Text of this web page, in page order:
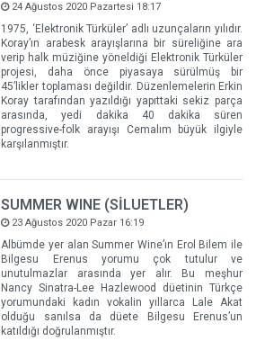
24 Ağustos 2020 Pazartesi 18:17
1975, ‘Elektronik Türküler’ adlı uzunçaların yılıdır.
Koray’ın arabesk arayışlarına bir süreliğine ara
verip halk müziğine yöneldiği Elektronik Türküler
projesi, daha önce piyasaya sürülmüş bir
45’likler toplaması değildir. Düzenlemelerin Erkin
Koray tarafından yazıldığı yapıttaki sekiz parça
arasında, yedi dakika 40 dakika süren
progressive-folk arayışı Cemalım büyük ilgiyle
karşılanmıştır.
SUMMER WINE (SİLUETLER)
23 Ağustos 2020 Pazar 16:19
Albümde yer alan Summer Wine’ın Erol Bilem ile
Bilgesu Erenus yorumu çok tutulur ve
unutulmazlar arasında yer alır. Bu meşhur
Nancy Sinatra-Lee Hazlewood düetinin Türkçe
yorumundaki kadın vokalin yıllarca Lale Akat
olduğu sanılsa da düete Bilgesu Erenus’un
katıldığı doğrulanmıştır.